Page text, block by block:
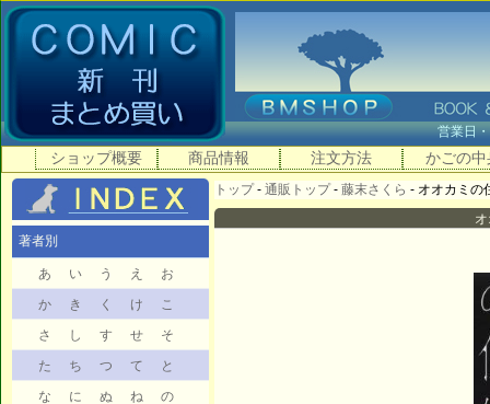
営業
ショップ概要 商品情報 注文方法 かごの中
著者別
あ い う え
お
か
き く け
こ
さ
し す せ
そ
た
ち つ て
と
な
に ぬ ね
の
トップ- 通販トップ- 藤末さくら - オオカミの